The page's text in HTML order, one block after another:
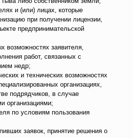
и (или) лицах, которые
при получении лицензии,
предпринимательской
возможностях заявителя,
работ, связанных с
недр;
и технических возможностях
организациях,
подрядчиков, в случае
организациями;
по условиям пользования
заявок, принятие решения о